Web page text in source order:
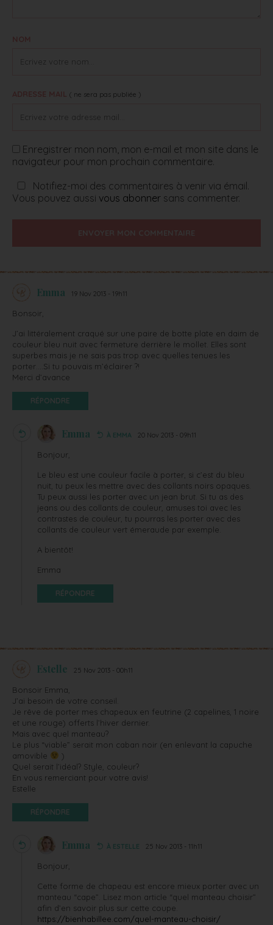
( ne sera pas publiée )
Enregistrer mon nom, mon e-mail et mon site dans le
navigateur pour mon prochain commentaire.
Notifiez-moi des commentaires à venir via émail.
Vous pouvez aussi vous abonner sans commenter.
Emma 19 Nov 2013 - 19h11
Bonsoir,
J’ai littéralement craqué sur une paire de botte plate en daim de
couleur bleu nuit avec fermeture derrière le mollet. Elles sont
superbes mais je ne sais pas trop avec quelles tenues les
porter….Si tu pouvais m’éclairer ?!
Merci d’avance
RÉPONDRE
Emma À EMMA 20 Nov 2013 - 09h11
Bonjour,
Le bleu est une couleur facile à porter, si c’est du bleu
nuit, tu peux les mettre avec des collants noirs opaques.
Tu peux aussi les porter avec un jean brut. Si tu as des
jeans ou des collants de couleur, amuses toi avec les
contrastes de couleur, tu pourras les porter avec des
collants de couleur vert émeraude par exemple.
A bientôt!
Emma
RÉPONDRE
Estelle 25 Nov 2013 - 00h11
Bonsoir Emma,
J’ai besoin de votre conseil.
Je rêve de porter mes chapeaux en feutrine (2 capelines, 1 noire
et une rouge) offerts l’hiver dernier.
Mais avec quel manteau?
Le plus “viable” serait mon caban noir (en enlevant la capuche
amovible
)
Quel serait l’idéal? Style, couleur?
En vous remerciant pour votre avis!
Estelle
RÉPONDRE
Emma À ESTELLE 25 Nov 2013 - 11h11
Bonjour,
Cette forme de chapeau est encore mieux porter avec un
manteau “cape”. Lisez mon article “quel manteau choisir”
afin d’en savoir plus sur cette coupe.
https://bienhabillee.com/quel-manteau-choisir/